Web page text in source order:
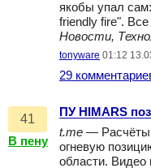
якобы упал
friendly fire".
Новости,
tonyware 01:12
29
41
В пену
ПУ HIMARS
t.me — Расчёты
огневую
области. Видео